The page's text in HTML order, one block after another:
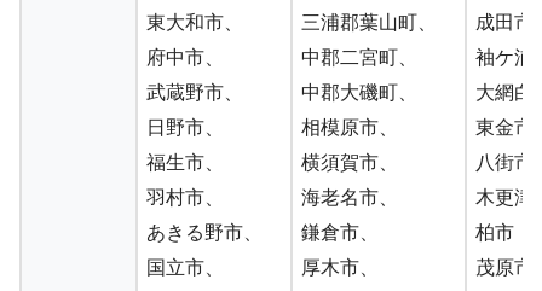
東大和市、
府中市、
武蔵野市、
日野市、
福生市、
羽村市、
あきる野市、
国立市、
三浦郡葉山町、
中郡二宮町、
中郡大磯町、
相模原市、
横須賀市、
海老名市、
鎌倉市、
厚木市、
成田市
袖ケ浦
大網白
東金市
八街市
木更津
柏市
茂原市